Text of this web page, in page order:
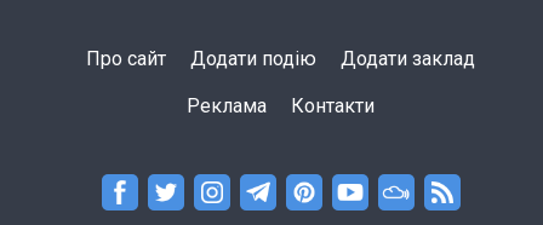
Про сайт Додати подію Додати заклад
Реклама Контакти